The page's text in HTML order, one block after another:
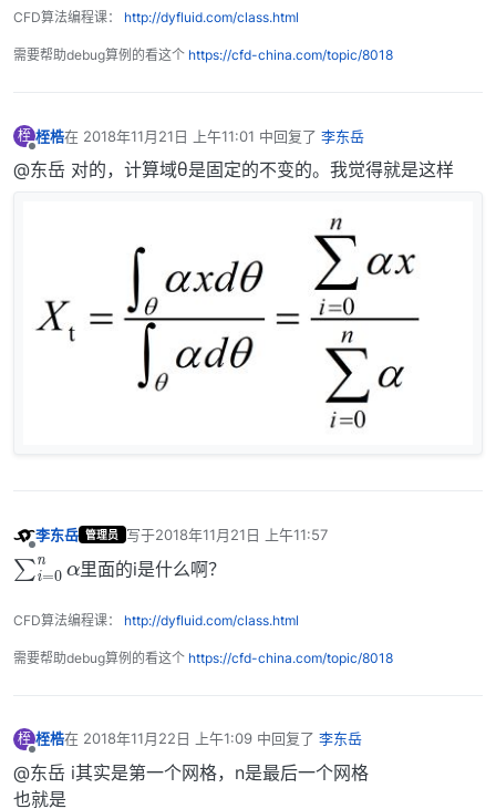
CFD算法编程课： http://dyfluid.com/class.html
需要帮助debug算例的看这个 https://cfd-china.com/topic/8018
桎
离线
桎梏在 2018年11月21日 上午11:01 中回复了 李东岳
最后由 编辑
@东岳 对的，计算域θ是固定的不变的。我觉得就是这样
离线
李东岳 管理员 写于2018年11月21日 上午11:57
最后由 编辑
∑i=0n
α 里面的i是什么啊？
CFD算法编程课： http://dyfluid.com/class.html
需要帮助debug算例的看这个 https://cfd-china.com/topic/8018
桎
离线
桎梏在 2018年11月22日 上午1:09 中回复了 李东岳
最后由 编辑
@东岳 i其实是第一个网格，n是最后一个网格
也就是